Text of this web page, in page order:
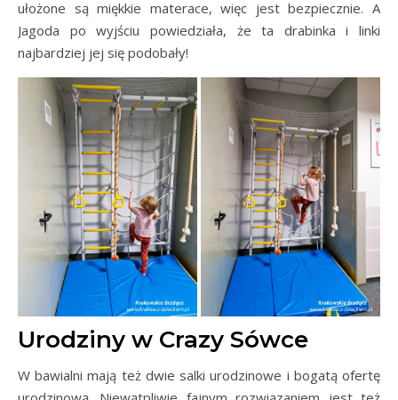
ułożone są miękkie materace, więc jest bezpiecznie. A
Jagoda po wyjściu powiedziała, że ta drabinka i linki
najbardziej jej się podobały!
Urodziny w Crazy Sówce
W bawialni mają też dwie salki urodzinowe i bogatą ofertę